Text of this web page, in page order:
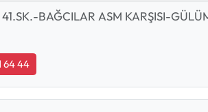
BAĞCILAR ASM KARŞISI-
64 44